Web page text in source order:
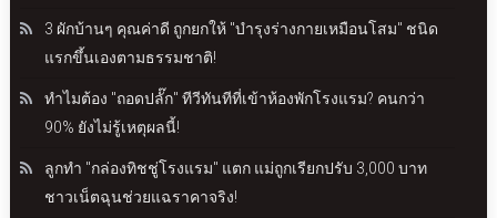
3 ผักบ้านๆ คุณค่าดี ถูกยกให้ "บำรุงร่างกายเหมือนโสม" ชนิด
แรกขึ้นเองตามธรรมชาติ!
ทำไมต้อง "ถอดปลั๊ก" ทีวีทันทีที่เข้าห้องพักโรงแรม? คนกว่า
90% ยังไม่รู้เหตุผลนี้!
ลูกทำ "กล่องทิชชู่โรงแรม" แตก แม่ถูกเรียกปรับ 3,000 บาท
ชาวเน็ตฉุนช่วยแฉราคาจริง!